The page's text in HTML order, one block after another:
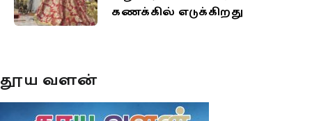
கணக்கில் எடுக்கிறது
தூய வளன்